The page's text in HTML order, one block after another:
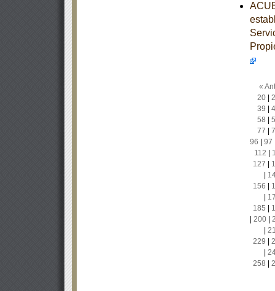
«
20|
39
58
77
96
97
112
127
156
185
200|
229
258